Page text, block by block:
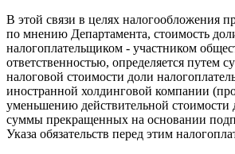
В этой связи в целях налогообложения
по мнению Департамента, стоимость
налогоплательщиком - участником
ответственностью, определяется путем
налоговой стоимости доли
иностранной холдинговой компании
уменьшению действительной стоимости
суммы прекращенных на основании
Указа обязательств перед этим